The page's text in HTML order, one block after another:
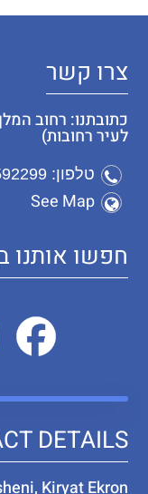
צרו קשר
כתובתנו: רחוב
לעיר רחובות)
טלפון: 08-8592299
See Map
חפשו אותנו
DETAILS
Kiryat Ekron